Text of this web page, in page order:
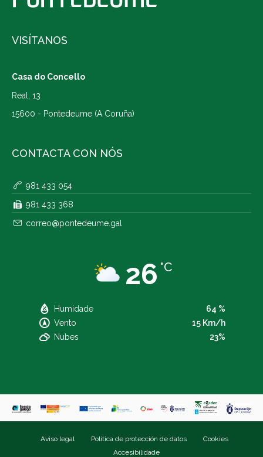
VISÍTANOS
Casa do Concello
Real, 13
15600 - Pontedeume (A Coruña)
CONTACTA CON NÓS
981 433 054
981 433 368
correo@pontedeume.gal
26 °C
Humidade
64 %
Vento
15 Km/h
Nubes
23%
Aviso legal Política de protección de datos
Cookies
Accesibilidade